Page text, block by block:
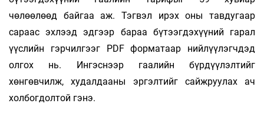
чөлөөлөөд байгаа аж. Тэгвэл ирэх оны тавдугаар
сараас эхлээд эдгээр бараа бүтээгдэхүүний гарал
үүслийн гэрчилгээг PDF форматаар нийлүүлэгчдэд
олгох нь. Ингэснээр гаалийн бүрдүүлэлтийг
хөнгөвчилж, худалдааны эргэлтийг сайжруулах ач
холбогдолтой гэнэ.